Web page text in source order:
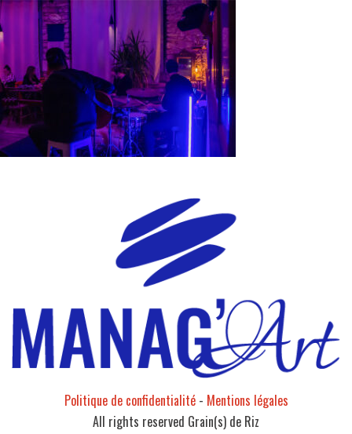
Politique de confidentialité- Mentions légales
All rights reserved Grain(s) de Riz